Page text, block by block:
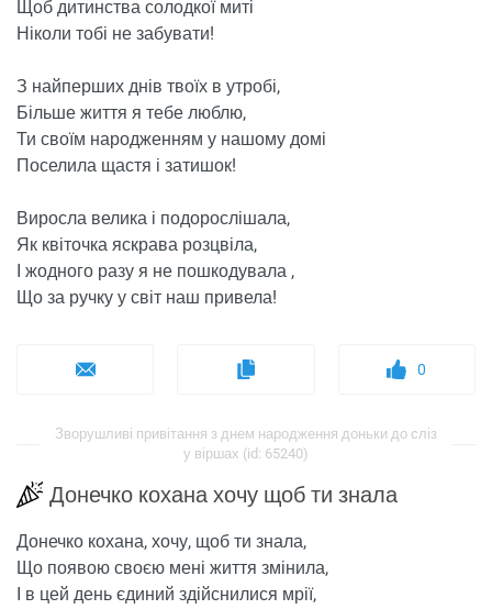
Щоб дитинства солодкої миті
Ніколи тобі не забувати!
З найперших днів твоїх в утробі,
Більше життя я тебе люблю,
Ти своїм народженням у нашому домі
Поселила щастя і затишок!
Виросла велика і подорослішала,
Як квіточка яскрава розцвіла,
І жодного разу я не пошкодувала ,
Що за ручку у світ наш привела!
0
Зворушливі привітання з днем ​​народження доньки до сліз
у віршах (id: 65240)
Донечко кохана хочу щоб ти знала
Донечко кохана, хочу, щоб ти знала,
Що появою своєю мені життя змінила,
І в цей день єдиний здійснилися мрії,